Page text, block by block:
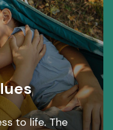
to life. The